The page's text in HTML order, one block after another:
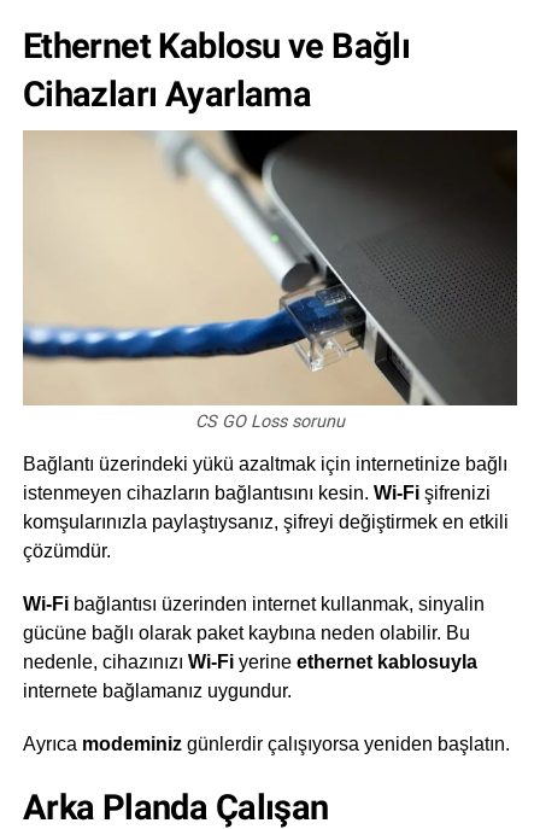
Ethernet Kablosu ve Bağlı
Cihazları Ayarlama
CS GO Loss sorunu
Bağlantı üzerindeki yükü azaltmak için internetinize bağlı
istenmeyen cihazların bağlantısını kesin. Wi-Fişifrenizi
komşularınızla paylaştıysanız, şifreyi değiştirmek en etkili
çözümdür.
Wi-Fibağlantısı üzerinden internet kullanmak, sinyalin
gücüne bağlı olarak paket kaybına neden olabilir. Bu
nedenle, cihazınızı Wi-Fi yerine ethernet kablosuyla
internete bağlamanız uygundur.
Ayrıca modeminizgünlerdir çalışıyorsa yeniden başlatın.
Arka Planda Çalışan